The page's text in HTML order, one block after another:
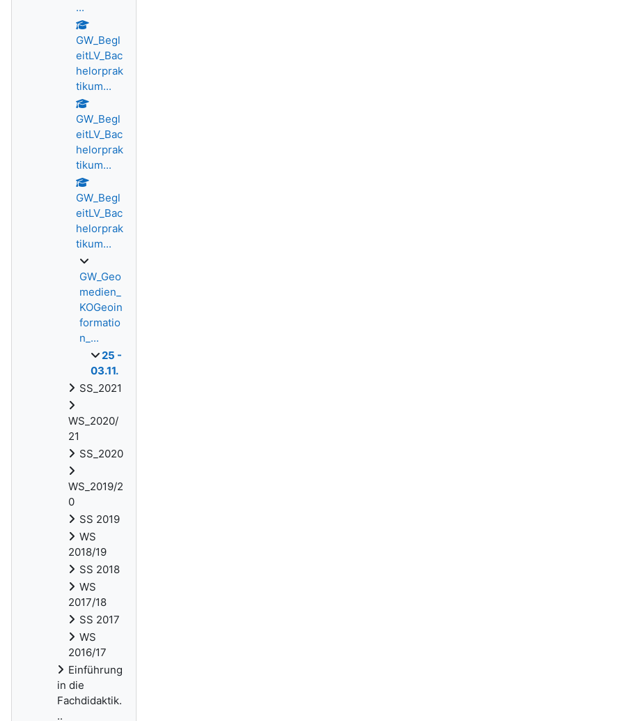
...
GW_Begl
eitLV_Bac
helorprak
tikum...
GW_Begl
eitLV_Bac
helorprak
tikum...
GW_Begl
eitLV_Bac
helorprak
tikum...
GW_Geo
medien_
KOGeoin
formatio
n_...
25 -
03.11.
SS_2021
WS_2020/
21
SS_2020
WS_2019/2
0
SS 2019
WS
2018/19
SS 2018
WS
2017/18
SS 2017
WS
2016/17
Einführung
in die
Fachdidaktik.
..